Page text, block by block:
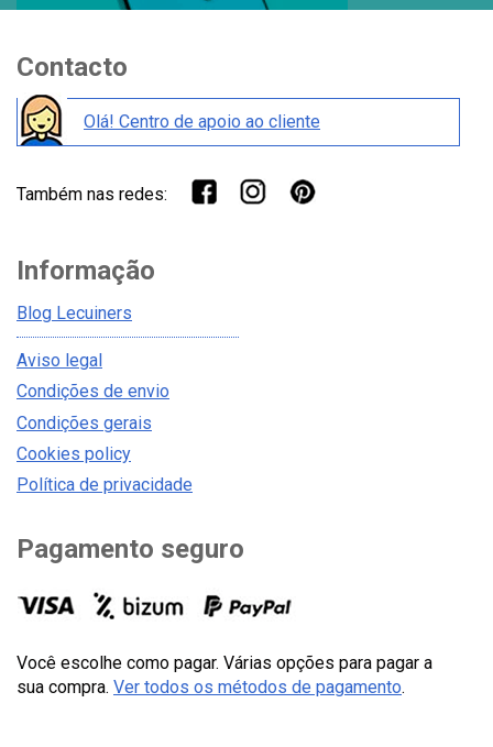
Contacto
Olá! Centro de apoio ao cliente
Também nas redes:
Informação
Blog Lecuiners
Aviso legal
Condições de envio
Condições gerais
Cookies policy
Política de privacidade
Pagamento seguro
Você escolhe como pagar. Várias opções para pagar a
sua compra. Ver todos os métodos de pagamento.